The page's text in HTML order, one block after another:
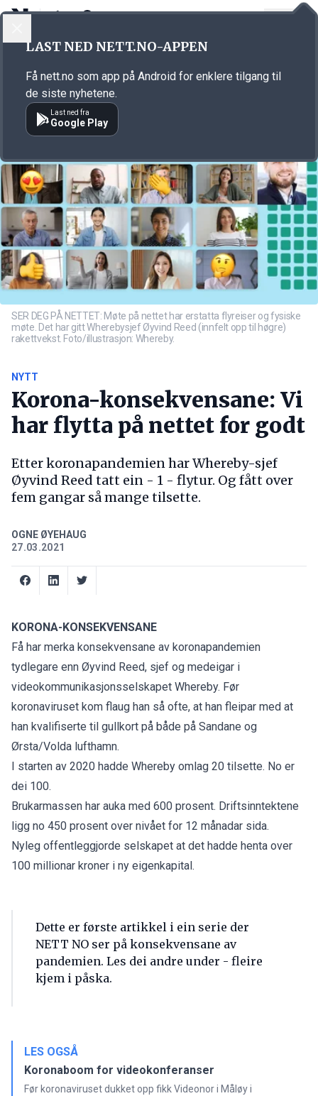
Annonsørinnhold
SER DEG PÅ NETTET: Møte på nettet har erstatta flyreiser og fysiske
møte. Det har gitt Wherebysjef Øyvind Reed (innfelt opp til høgre)
rakettvekst. Foto/illustrasjon: Whereby.
NYTT
Korona-konsekvensane: Vi
har flytta på nettet for godt
Etter koronapandemien har Whereby-sjef
Øyvind Reed tatt ein - 1 - flytur. Og fått over
fem gangar så mange tilsette.
OGNE ØYEHAUG
27.03.2021
KORONA-KONSEKVENSANE
Få har merka konsekvensane av koronapandemien
tydlegare enn Øyvind Reed, sjef og medeigar i
videokommunikasjonsselskapet Whereby. Før
koronaviruset kom flaug han så ofte, at han fleipar med at
han kvalifiserte til gullkort på både på Sandane og
Ørsta/Volda lufthamn.
I starten av 2020 hadde Whereby omlag 20 tilsette. No er
dei 100.
Brukarmassen har auka med 600 prosent. Driftsinntektene
ligg no 450 prosent over nivået for 12 månadar sida.
Nyleg offentleggjorde selskapet at det hadde henta over
100 millionar kroner i ny eigenkapital.
Dette er første artikkel i ein serie der
NETT NO ser på konsekvensane av
pandemien. Les dei andre under - fleire
kjem i påska.
LES OGSÅ
Koronaboom for videokonferanser
Før koronaviruset dukket opp fikk Videonor i Måløy i
LAST NED NETT.NO-APPEN
Få nett.no som app på Android for enklere tilgang til
de siste nyhetene.
Last ned fra
Google Play